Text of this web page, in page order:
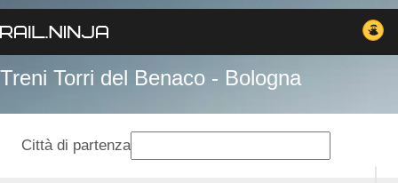
Treni Torri del Benaco - Bologna
Città di partenza